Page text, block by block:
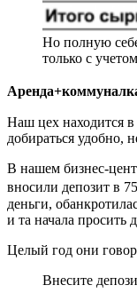
Но полную
только с
Наш цех находится
добираться удобно,
В нашем бизнес-
вносили депозит в
деньги,
и та начала просить
Целый год они
Внесите